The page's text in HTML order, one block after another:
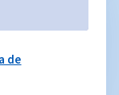
de